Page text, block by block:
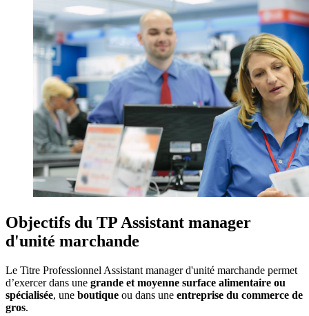
Objectifs du TP Assistant manager
d'unité marchande
Le Titre Professionnel Assistant manager d'unité marchande permet
d’exercer dans une grande et moyenne surface alimentaire ou
spécialisée, une boutique ou dans une entreprise du commerce de
gros.